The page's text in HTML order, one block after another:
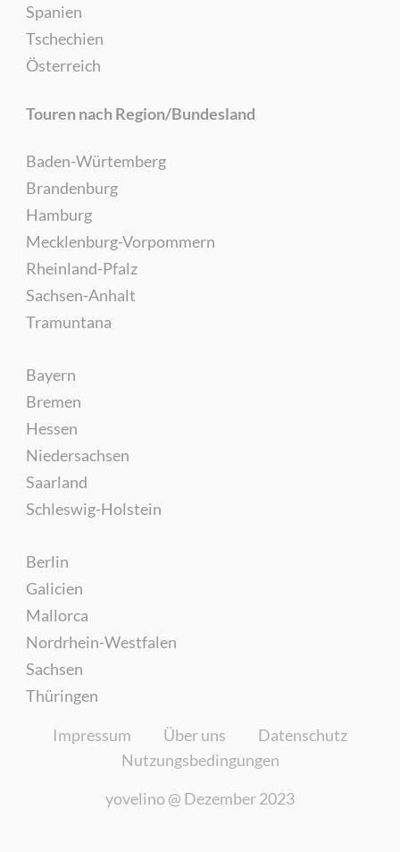
Spanien
Tschechien
Österreich
Touren nach Region/Bundesland
Baden-Würtemberg
Brandenburg
Hamburg
Mecklenburg-Vorpommern
Rheinland-Pfalz
Sachsen-Anhalt
Tramuntana
Bayern
Bremen
Hessen
Niedersachsen
Saarland
Schleswig-Holstein
Berlin
Galicien
Mallorca
Nordrhein-Westfalen
Sachsen
Thüringen
Impressum Über uns
Datenschutz
Nutzungsbedingungen
yovelino @ Dezember 2023